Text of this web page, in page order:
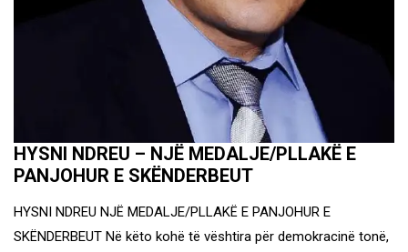
HYSNI NDREU – NJË MEDALJE/PLLAKË E
PANJOHUR E SKËNDERBEUT
HYSNI NDREU NJË MEDALJE/PLLAKË E PANJOHUR E
SKËNDERBEUT Në këto kohë të vështira për demokracinë tonë,